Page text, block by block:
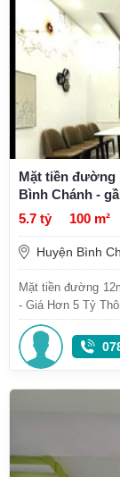
Mặt tiền đường
Bình Chánh -
5.7 tỷ
100 m²
Huyện Bình
Mặt tiền đường
- Giá Hơn 5 Tỷ